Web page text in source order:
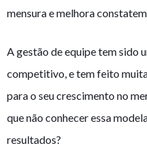
mensura e melhora
A gestão de equipe tem sido
competitivo, e tem feito
para o seu crescimento no
que não conhecer essa
resultados?